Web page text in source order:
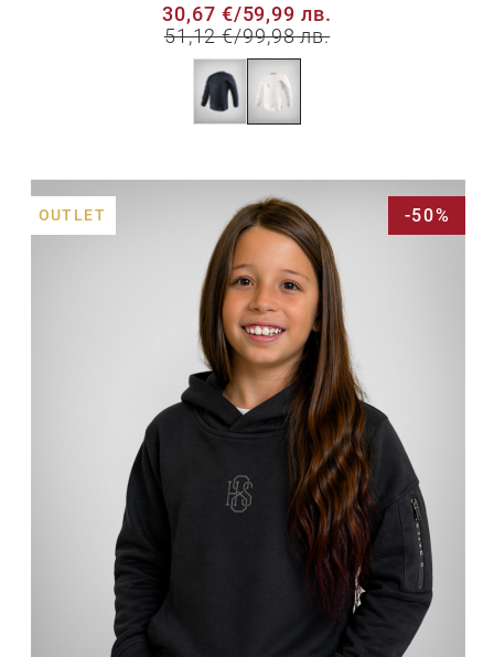
30,67 €/59,99 лв.
51,12 €/99,98 лв.
OUTLET -50%